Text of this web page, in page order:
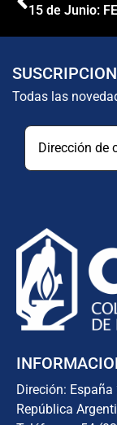
Todas las
Direción:
República